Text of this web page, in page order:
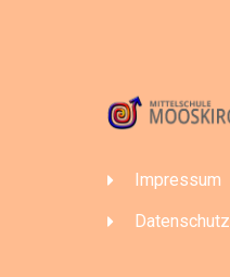
Impressum
Datenschutz